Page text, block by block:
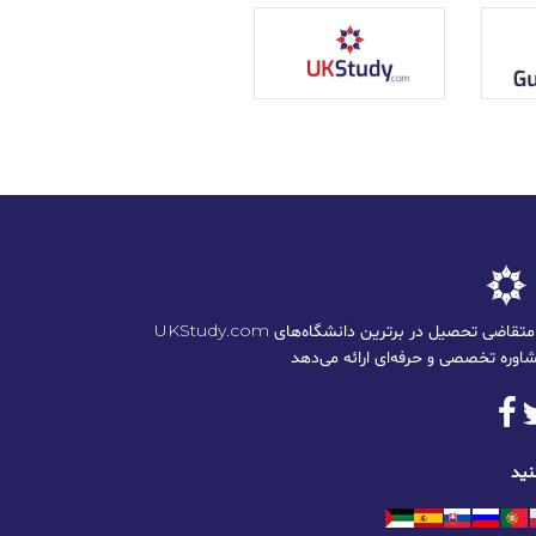
UKStudy.com به دانشجویان ایرانی متقاضی تحصیل در برترین دانشگاه‌های